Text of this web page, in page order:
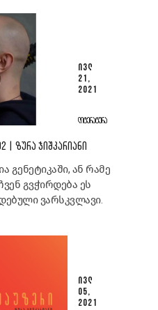
ᲘᲕᲚ
21,
2021
ᲚᲘᲢᲔᲠᲐᲢᲣᲠᲐ
| ᲖᲣᲠᲐ ᲯᲘᲨᲙᲐᲠᲘᲐᲜᲘ
გენეტიკაში, ან რამე
გვჭირდება ეს
ვარსკვლავი.
ᲘᲕᲚ
05,
2021